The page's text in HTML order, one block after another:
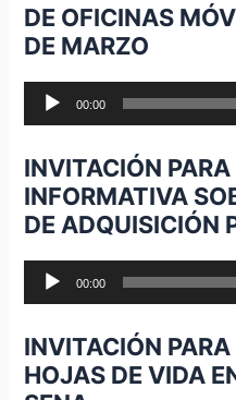
DE OFICINAS
DE MARZO
Reproductor
00:00
INVITACIÓN PARA
INFORMATIVA
DE ADQUISICIÓN
Reproductor
00:00
INVITACIÓN
HOJAS DE VIDA